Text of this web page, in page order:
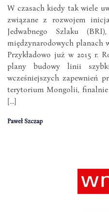
W czasach kiedy tak wiele
związane z rozwojem
Jedwabnego Szlaku
międzynarodowych planach
Przykładowo już w 2015 r.
plany budowy linii
wcześniejszych zapewnień
terytorium Mongolii,
[…]
Paweł Szczap